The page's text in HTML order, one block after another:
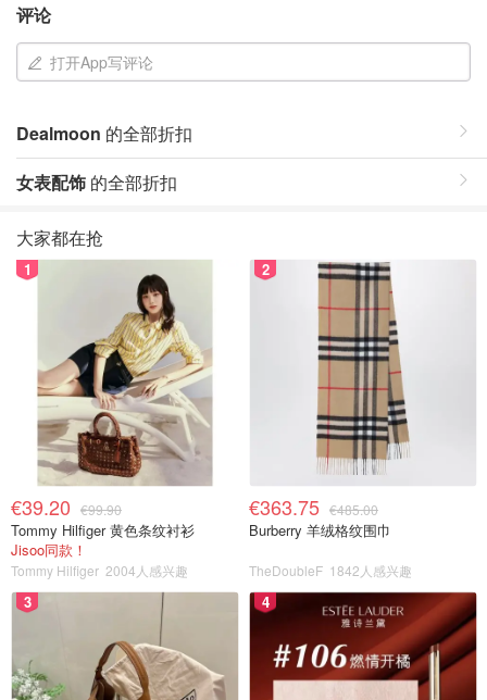
评论
打开App写评论
Dealmoon 的全部折扣
女表配饰 的全部折扣
大家都在抢
1
€39.20 €99.90
Tommy Hilfiger 黄色条纹衬衫
Jisoo同款！
Tommy Hilfiger 2004人感兴趣
2
€363.75 €485.00
Burberry 羊绒格纹围巾
TheDoubleF 1842人感兴趣
3 4